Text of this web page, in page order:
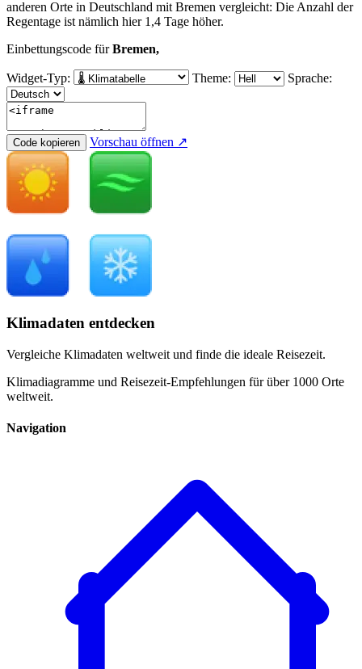
anderen Orte in Deutschland mit Bremen vergleicht: Die Anzahl der
Regentage ist nämlich hier 1,4 Tage höher.
Einbettungscode fürBremen,
Widget-Typ: Theme: Sprache:
Code kopieren Vorschau öffnen ↗
Klimadaten entdecken
Vergleiche Klimadaten weltweit und finde die ideale Reisezeit.
Klimadiagramme und Reisezeit-Empfehlungen für über 1000 Orte
weltweit.
Navigation